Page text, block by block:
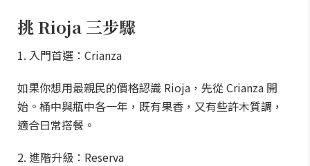
挑 Rioja 三步驟
1. 入門首選：Crianza
如果你想用最親民的價格認識 Rioja，先從 Crianza 開
始。桶中與瓶中各一年，既有果香，又有些許木質調，
適合日常搭餐。
2. 進階升級：Reserva